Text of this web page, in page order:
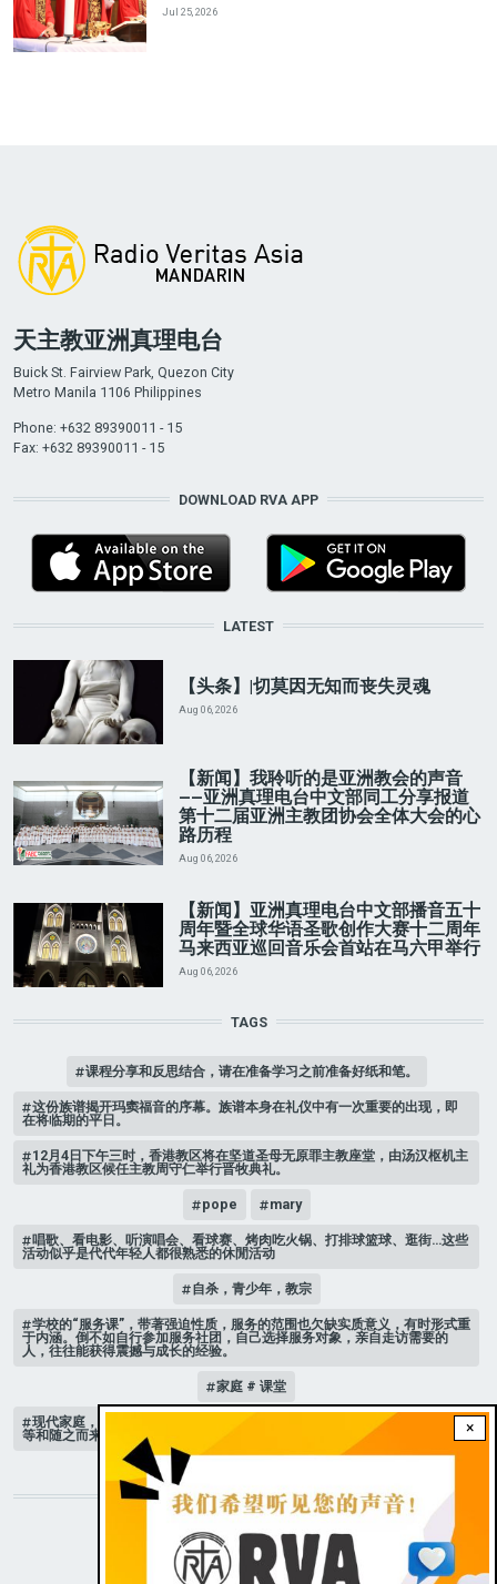
Jul 25, 2026
×
天主教亚洲真理电台
Buick St. Fairview Park, Quezon City
Metro Manila 1106 Philippines
Phone: +632 89390011 - 15
Fax: +632 89390011 - 15
DOWNLOAD RVA APP
LATEST
【头条】|切莫因无知而丧失灵魂
Aug 06, 2026
【新闻】我聆听的是亚洲教会的声音
——亚洲真理电台中文部同工分享报道
第十二届亚洲主教团协会全体大会的心
路历程
Aug 06, 2026
【新闻】亚洲真理电台中文部播音五十
周年暨全球华语圣歌创作大赛十二周年
马来西亚巡回音乐会首站在马六甲举行
Aug 06, 2026
TAGS
课程分享和反思结合，请在准备学习之前准备好纸和笔。
这份族谱揭开玛窦福音的序幕。族谱本身在礼仪中有一次重要的出现，即
在将临期的平日。
12月4日下午三时，香港教区将在坚道圣母无原罪主教座堂，由汤汉枢机主
礼为香港教区候任主教周守仁举行晋牧典礼。
pope mary
唱歌、看电影、听演唱会、看球赛、烤肉吃火锅、打排球篮球、逛街…这些
活动似乎是代代年轻人都很熟悉的休閒活动
自杀，青少年，教宗
学校的“服务课”，带著强迫性质，服务的范围也欠缺实质意义，有时形式重
于内涵。倒不如自行参加服务社团，自己选择服务对象，亲自走访需要的
人，往往能获得震撼与成长的经验。
家庭 # 课堂
现代家庭，子女或许都是宝贝，不公平的待遇显得比较少，但隐性的不平
等和随之而来的身心压力却仍旧挥之不去。
STAY CONNECTED WITH US!